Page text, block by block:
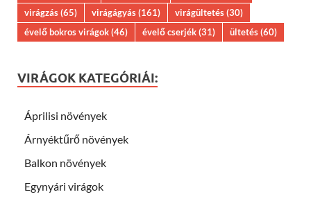
virágzás(65) virágágyás(161) virágültetés(30)
évelő bokros virágok(46) évelő cserjék(31) ültetés(60)
VIRÁGOK KATEGÓRIÁI:
Áprilisi növények
Árnyéktűrő növények
Balkon növények
Egynyári virágok